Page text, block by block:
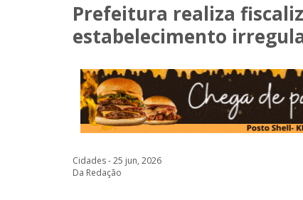
Prefeitura realiza
estabelecimento
Cidades - 25 jun, 2026
Da Redação